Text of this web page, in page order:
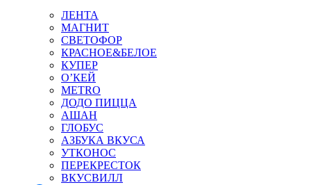
ЛЕНТА
МАГНИТ
СВЕТОФОР
КРАСНОЕ&БЕЛОЕ
КУПЕР
О’КЕЙ
METRO
ДОДО ПИЦЦА
АШАН
ГЛОБУС
АЗБУКА ВКУСА
УТКОНОС
ПЕРЕКРЕСТОК
ВКУСВИЛЛ